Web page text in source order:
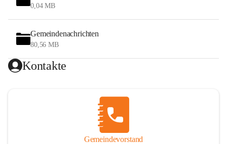
0,04 MB
Gemeindenachrichten
80,56 MB
Kontakte
Gemeindevorstand